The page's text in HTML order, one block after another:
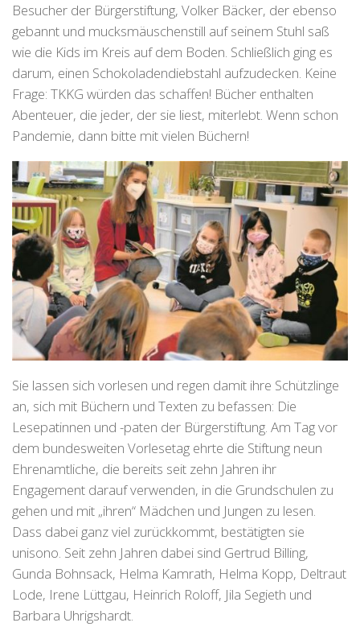
Besucher der Bürgerstiftung, Volker Bäcker, der ebenso
gebannt und mucksmäuschenstill auf seinem Stuhl saß
wie die Kids im Kreis auf dem Boden. Schließlich ging es
darum, einen Schokoladendiebstahl aufzudecken. Keine
Frage: TKKG würden das schaffen! Bücher enthalten
Abenteuer, die jeder, der sie liest, miterlebt. Wenn schon
Pandemie, dann bitte mit vielen Büchern!
Sie lassen sich vorlesen und regen damit ihre Schützlinge
an, sich mit Büchern und Texten zu befassen: Die
Lesepatinnen und -paten der Bürgerstiftung. Am Tag vor
dem bundesweiten Vorlesetag ehrte die Stiftung neun
Ehrenamtliche, die bereits seit zehn Jahren ihr
Engagement darauf verwenden, in die Grundschulen zu
gehen und mit „ihren“ Mädchen und Jungen zu lesen.
Dass dabei ganz viel zurückkommt, bestätigten sie
unisono. Seit zehn Jahren dabei sind Gertrud Billing,
Gunda Bohnsack, Helma Kamrath, Helma Kopp, Deltraut
Lode, Irene Lüttgau, Heinrich Roloff, Jila Segieth und
Barbara Uhrigshardt.